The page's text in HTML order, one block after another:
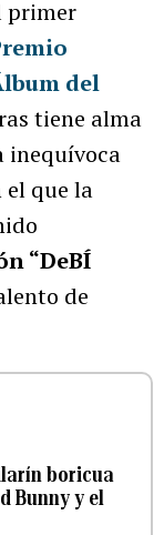
primer
del
tiene alma
inequívoca
el que la
“DeBÍ
de
boricua
Bunny y el